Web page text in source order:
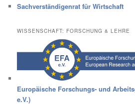
Sachverständigenrat für Wirtschaft
WISSENSCHAFT: FORSCHUNG & LEHRE
Europäische Forschungs- und
e.V.)